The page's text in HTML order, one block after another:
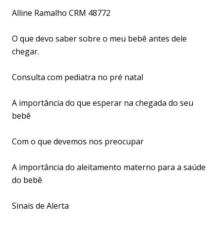
Alline Ramalho CRM 48772
O que devo saber sobre o meu bebê antes dele
chegar.
Consulta com pediatra no pré natal
A importância do que esperar na chegada do seu
bebê
Com o que devemos nos preocupar
A importância do aleitamento materno para a saúde
do bebê
Sinais de Alerta